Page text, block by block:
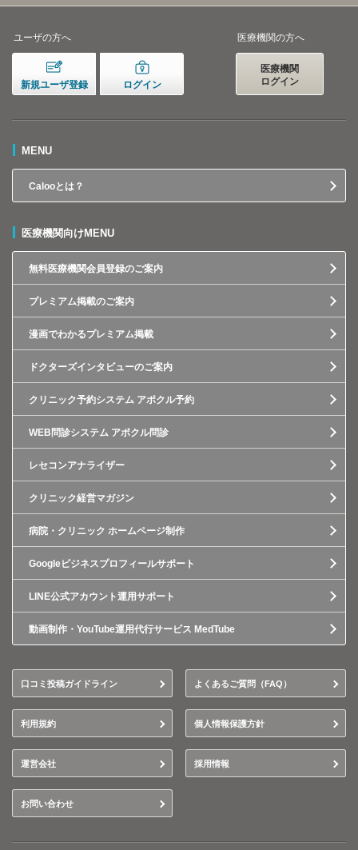
ユーザの方へ
新規ユーザ登録 ログイン
医療機関の方へ
医療機関
ログイン
MENU
Calooとは？
医療機関向けMENU
無料医療機関会員登録のご案内
プレミアム掲載のご案内
漫画でわかるプレミアム掲載
ドクターズインタビューのご案内
クリニック予約システム アポクル予約
WEB問診システム アポクル問診
レセコンアナライザー
クリニック経営マガジン
病院・クリニック ホームページ制作
Googleビジネスプロフィールサポート
LINE公式アカウント運用サポート
動画制作・YouTube運用代行サービス MedTube
口コミ投稿ガイドライン よくあるご質問（FAQ）
利用規約 個人情報保護方針
運営会社 採用情報
お問い合わせ